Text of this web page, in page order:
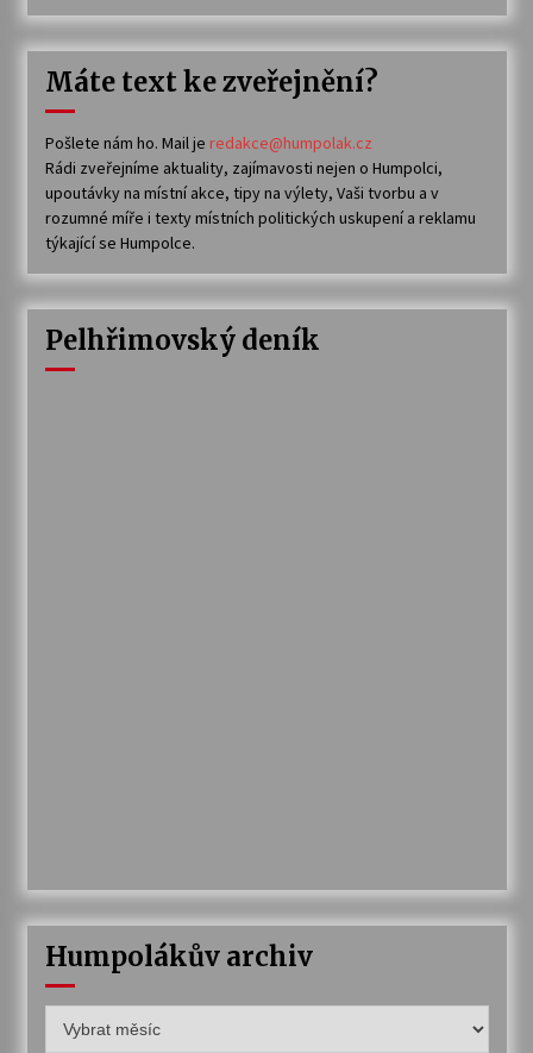
Máte text ke zveřejnění?
Pošlete nám ho. Mail je redakce@humpolak.cz
Rádi zveřejníme aktuality, zajímavosti nejen o Humpolci,
upoutávky na místní akce, tipy na výlety, Vaši tvorbu a v
rozumné míře i texty místních politických uskupení a reklamu
týkající se Humpolce.
Pelhřimovský deník
Humpolákův archiv
archiv